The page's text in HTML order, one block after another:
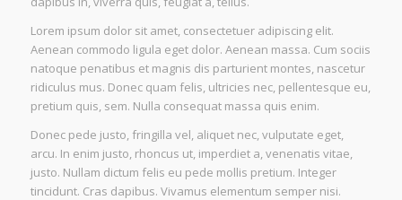
Lorem ipsum dolor sit amet, consectetuer adipiscing elit.
Aenean commodo ligula eget dolor. Aenean massa. Cum sociis
natoque penatibus et magnis dis parturient montes, nascetur
ridiculus mus. Donec quam felis, ultricies nec, pellentesque eu,
pretium quis, sem. Nulla consequat massa quis enim.
Donec pede justo, fringilla vel, aliquet nec, vulputate eget,
arcu. In enim justo, rhoncus ut, imperdiet a, venenatis vitae,
justo. Nullam dictum felis eu pede mollis pretium. Integer
tincidunt. Cras dapibus. Vivamus elementum semper nisi.